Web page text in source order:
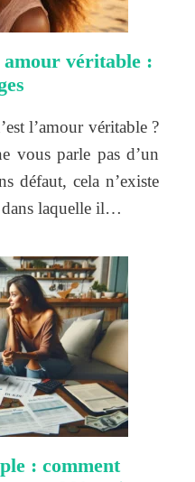
amour véritable :
l’amour véritable ?
vous parle pas d’un
défaut, cela n’existe
dans laquelle il…
: comment